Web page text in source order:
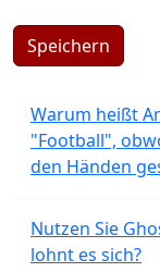
Speichern
Warum heißt
"Football",
den Händen
Nutzen Sie
lohnt es sich?